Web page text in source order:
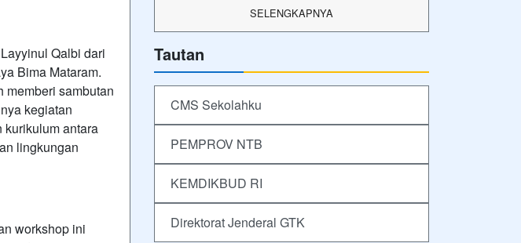
Qalbi dari
Bima Mataram.
memberi sambutan
kegiatan
kurikulum antara
lingkungan
workshop ini
SELENGKAPNYA
Tautan
CMS Sekolahku
PEMPROV NTB
KEMDIKBUD RI
Direktorat Jenderal GTK